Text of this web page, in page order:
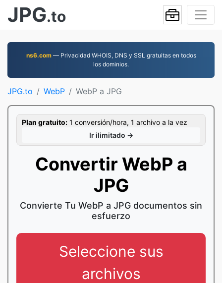
JPG.to
ns6.com— Privacidad WHOIS, DNS y SSL gratuitas en todos
los dominios.
JPG.to WebP WebP a JPG
Plan gratuito: 1 conversión/hora, 1 archivo a la vez
Ir ilimitado →
Convertir WebP a
JPG
Convierte Tu WebP a JPG documentos sin
esfuerzo
Seleccione sus
archivos